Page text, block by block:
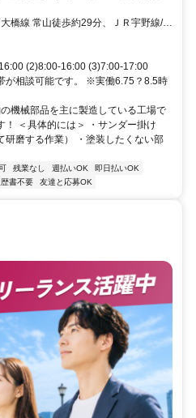
橋線 常山徒歩約29分、ＪＲ宇野線/Ｊ
ＪＲ宇野線/ＪＲ瀬戸大橋線 備前田井
(2)8:00-16:00 (3)7:00-17:00
が相談可能です。 ※実働6.75？8.5時
機械部品を主に製造している工場で
！ ＜具体的には＞ ・サンダー掛け
研磨する作業） ・塗装したくない部
残業なし 週払いOK
即日払いOK
歴書不要 友達と応募OK